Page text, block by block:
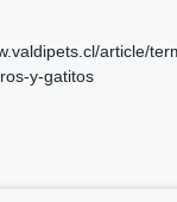
article/
y-gatitos